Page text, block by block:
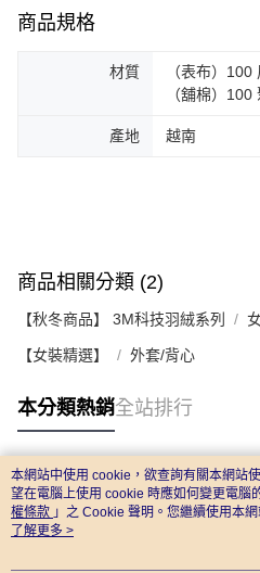
商品規格
材質
（表布）
（舖棉）100
產地 越南
商品相關分類 (2)
【秋冬商品】 3M科技羽絨系列
【女裝精選】 外套/背心
本分類熱銷全站排行
熱門標籤
本網站中使用 cookie，欲查詢有關本網站
望在電腦上使用 cookie 時應如何變更電腦
權條款 」之 Cookie 聲明。您繼續使用本
用條款之 Cookie 聲明使用 cookie。
了解更多 >